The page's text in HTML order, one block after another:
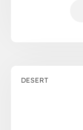
DESERT